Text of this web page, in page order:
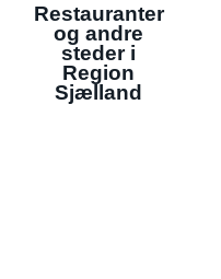
Restauranter
og andre
steder i
Region
Sjælland